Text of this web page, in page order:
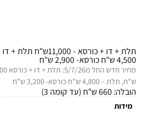
4,500 ש"ח כורסא- 2,900 ש"ח
ש"ח, תלת – 4,800 ש"ח כורסא- 3,200 ש"ח
הובלה: 660 ש"ח (עד קומה 3)
מידות